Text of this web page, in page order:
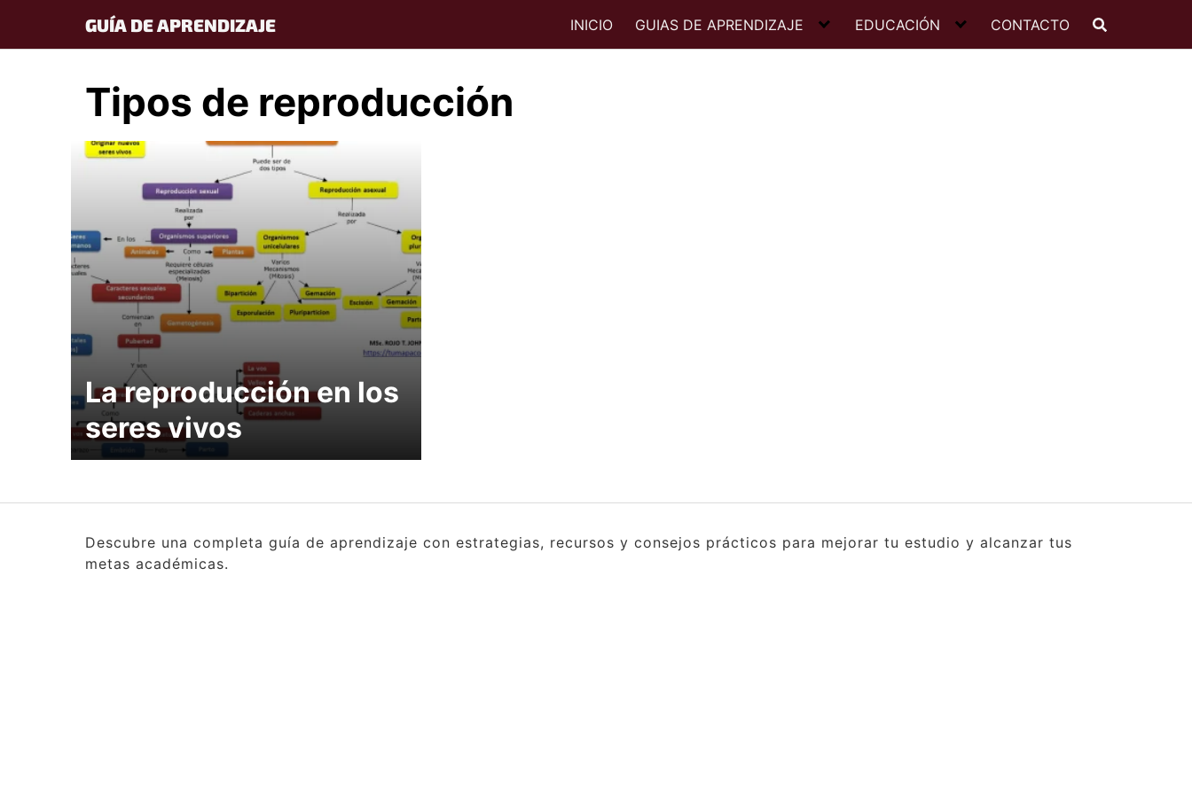
content
GUÍA DE APRENDIZAJE INICIO GUIAS DE APRENDIZAJE EDUCACIÓN CONTACTO
Tipos de reproducción
La reproducción en los
seres vivos
Descubre una completa guía de aprendizaje con estrategias, recursos y consejos prácticos para mejorar tu estudio y alcanzar tus
metas académicas.